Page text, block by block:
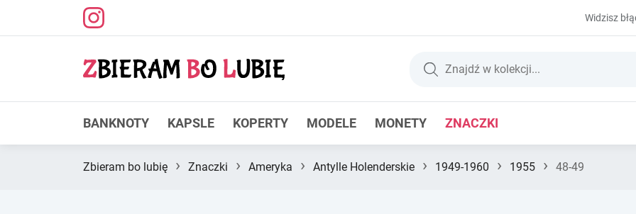
Widzisz
BANKNOTY KAPSLE KOPERTY MODELE MONETY ZNACZKI
Zbieram bo lubię › Znaczki › Ameryka › Antylle Holenderskie › 1949-1960 › 1955 › 48-49